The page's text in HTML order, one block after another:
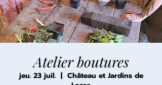
Atelier boutures
jeu. 23 juil.
  |
Château et Jardins de